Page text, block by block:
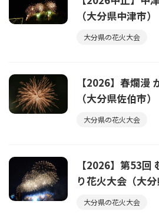
（大分県中津市）
大分県の花火大会
【2026】春爛漫
（大分県佐伯市）
大分県の花火大会
【2026】第53回
り花火大会（大分
大分県の花火大会